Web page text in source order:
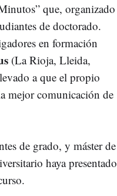
que, organizado
de doctorado.
en formación
(La Rioja, Lleida,
a que el propio
mejor comunicación de
de grado, y máster de
haya presentado